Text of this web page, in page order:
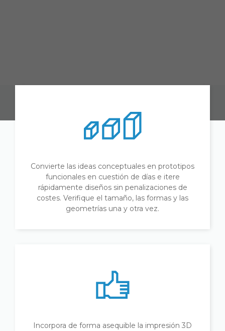
Convierte las ideas conceptuales en prototipos
funcionales en cuestión de días e itere
rápidamente diseños sin penalizaciones de
costes. Verifique el tamaño, las formas y las
geometrías una y otra vez.
Incorpora de forma asequible la impresión 3D